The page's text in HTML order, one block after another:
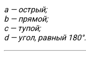
a — острый;
b — прямой;
с — тупой;
d — угол, равный 180°.